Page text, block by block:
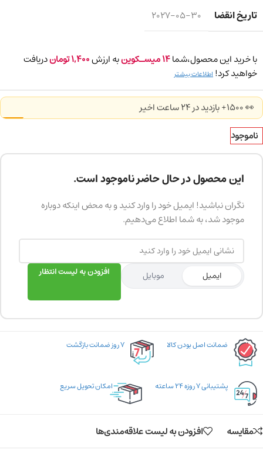
تاریخ انقضا 2027-05-30
با خرید این محصول،شما14میسـکوینبه ارزش1,400توماندریافت
خواهید کرد! اطلاعات بیشتر
👀 1500+ بازدید در ۲۴ ساعت اخیر
ناموجود
این محصول در حال حاضر ناموجود است.
نگران نباشید! ایمیل خود را وارد کنید و به محض اینکه دوباره
موجود شد، به شما اطلاع می‌دهیم.
ایمیل موبایل افزودن به لیست انتظار
ضمانت اصل بودن کالا ۷ روز ضمانت بازگشت
پشتیبانی ۷ روزه ۲۴ ساعته امکان تحویل سریع
مقایسه افزودن به لیست علاقه‌مندی‌ها